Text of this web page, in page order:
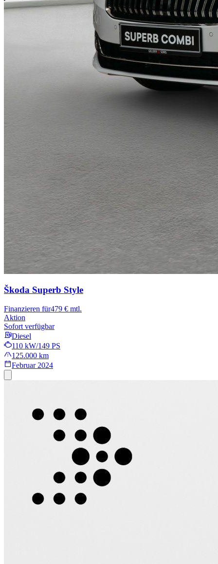
Škoda Superb Style
Finanzieren für479 € mtl.
Aktion
Sofort verfügbar
Diesel
110 kW/149 PS
125.000 km
Februar 2024